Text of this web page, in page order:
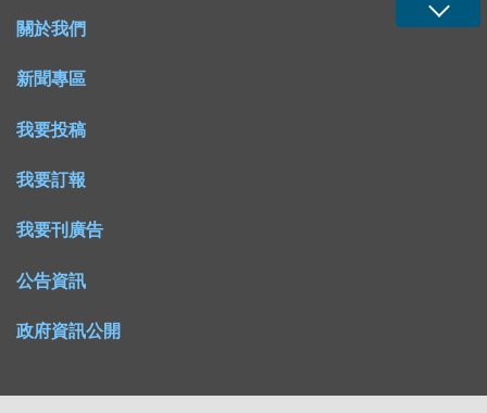
關於我們
新聞專區
我要投稿
我要訂報
我要刊廣告
公告資訊
政府資訊公開